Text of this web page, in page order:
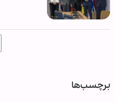
برچسب‌ها